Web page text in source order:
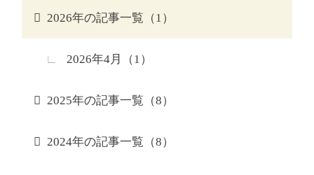
2026年の記事一覧（1）
2026年4月（1）
2025年の記事一覧（8）
2024年の記事一覧（8）